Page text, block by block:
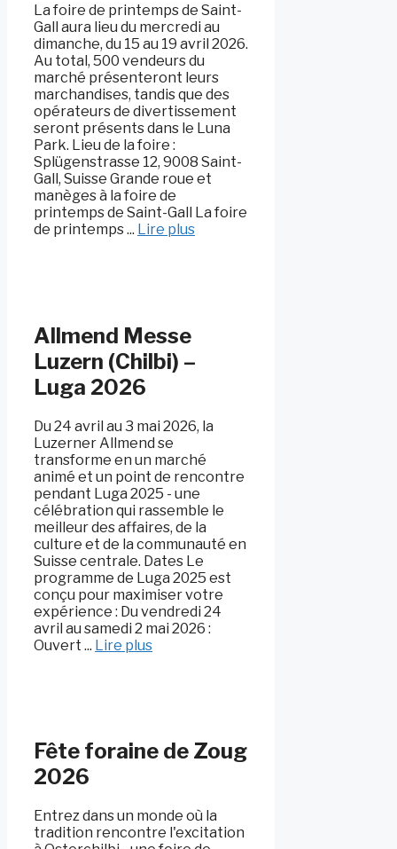
La foire de printemps de Saint-
Gall aura lieu du mercredi au
dimanche, du 15 au 19 avril 2026.
Au total, 500 vendeurs du
marché présenteront leurs
marchandises, tandis que des
opérateurs de divertissement
seront présents dans le Luna
Park. Lieu de la foire :
Splügenstrasse 12, 9008 Saint-
Gall, Suisse Grande roue et
manèges à la foire de
printemps de Saint-Gall La foire
de printemps ... Lire plus
Allmend Messe
Luzern (Chilbi) –
Luga 2026
Du 24 avril au 3 mai 2026, la
Luzerner Allmend se
transforme en un marché
animé et un point de rencontre
pendant Luga 2025 - une
célébration qui rassemble le
meilleur des affaires, de la
culture et de la communauté en
Suisse centrale. Dates Le
programme de Luga 2025 est
conçu pour maximiser votre
expérience : Du vendredi 24
avril au samedi 2 mai 2026 :
Ouvert ... Lire plus
Fête foraine de Zoug
2026
Entrez dans un monde où la
tradition rencontre l'excitation